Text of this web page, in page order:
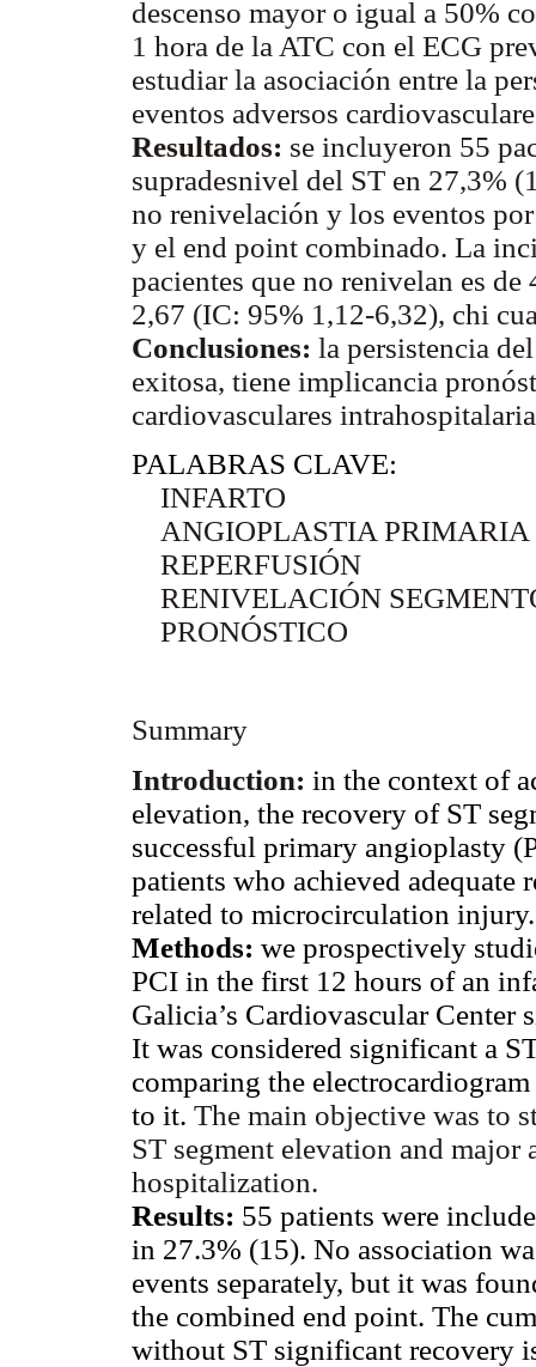
descenso mayor o igual a 50%
1 hora de la ATC con el ECG
estudiar la asociación entre la
eventos adversos
Resultados: se incluyeron 55
supradesnivel del ST en 27,3%
no renivelación y los eventos
y el end point combinado. La
pacientes que no renivelan es
2,67 (IC: 95% 1,12-6,32), chi
Conclusiones: la persistencia
exitosa, tiene implicancia
cardiovasculares
PALABRAS CLAVE:
INFARTO
ANGIOPLASTIA PRIMARIA
REPERFUSIÓN
RENIVELACIÓN
PRONÓSTICO
Summary
Introduction: in the context of
elevation, the recovery of ST
successful primary angioplasty
patients who achieved
related to microcirculation injury.
Methods: we prospectively
PCI in the first 12 hours of an
Galicia’s Cardiovascular Center
It was considered significant a
comparing the
to it. The main objective was to
ST segment elevation and major
hospitalization.
Results: 55 patients were
in 27.3% (15). No association
events separately, but it was
the combined end point. The
without ST significant recovery